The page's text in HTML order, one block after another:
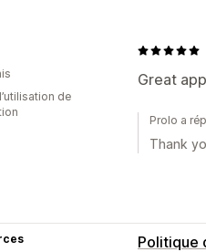
Great
de
Prolo a
Thank
Politique